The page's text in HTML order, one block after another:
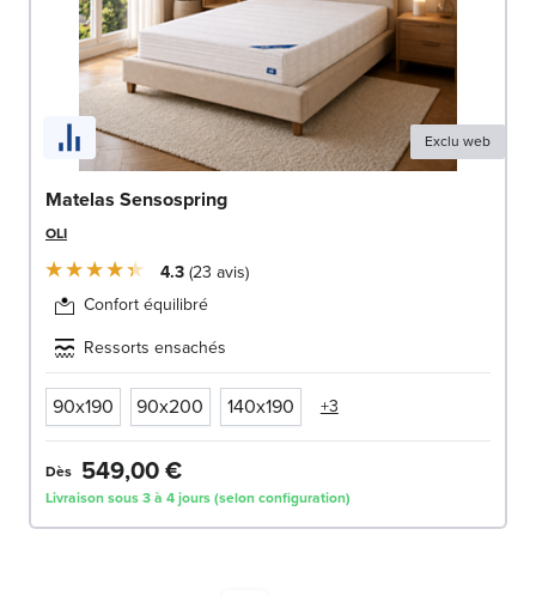
Exclu web
Matelas Sensospring
OLI
4.3 23 avis
Confort équilibré
Ressorts ensachés
90x190 90x200 140x190 +3
Dès 549,00 €
Livraison sous 3 à 4 jours (selon configuration)